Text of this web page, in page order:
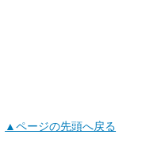
▲ページの先頭へ戻る